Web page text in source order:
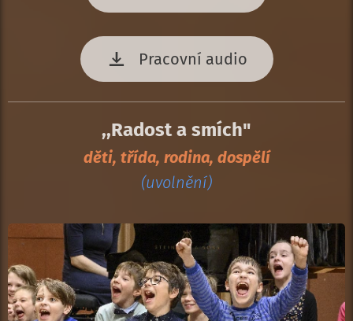
Pracovní audio
,,Radost a smích"
děti, třída, rodina, dospělí
(uvolnění)